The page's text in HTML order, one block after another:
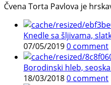
Čvena Torta Pavlova je
Knedle sa šljivama,
07/05/20190 comment
Borodinski hleb,
18/03/20180 comment